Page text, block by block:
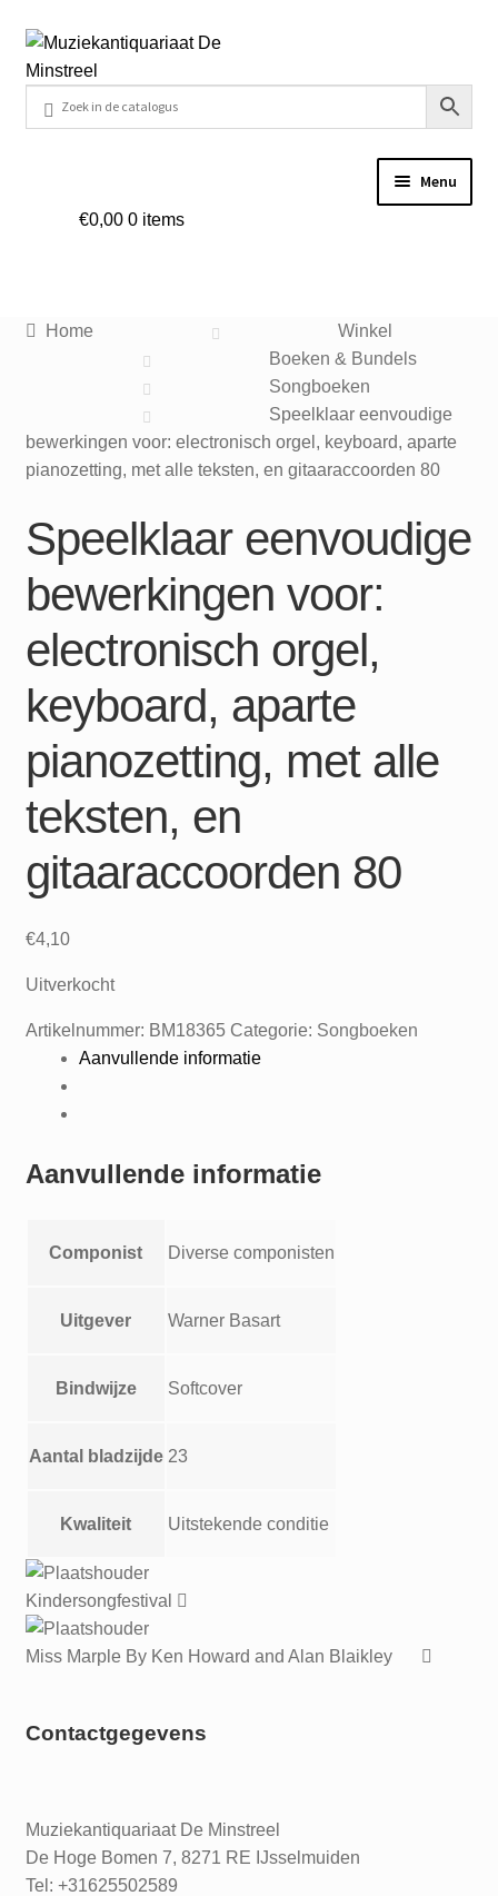
Ga
door
navigatie
Ga
naar
inhoud
Menu
Veel gestelde vragen
Mijn account
€0,00 0 items
Home
Winkel
Boeken & Bundels
Songboeken
Speelklaar eenvoudige
bewerkingen voor: electronisch orgel, keyboard, aparte
pianozetting, met alle teksten, en gitaaraccoorden 80
Speelklaar eenvoudige
bewerkingen voor:
electronisch orgel,
keyboard, aparte
pianozetting, met alle
teksten, en
gitaaraccoorden 80
€4,10
Uitverkocht
Artikelnummer: BM18365 Categorie: Songboeken
Aanvullende informatie
Aanvullende informatie
Componist Diverse componisten
Uitgever Warner Basart
Bindwijze Softcover
Aantal bladzijde 23
Kwaliteit Uitstekende conditie
Kindersongfestival
Miss Marple By Ken Howard and Alan Blaikley
Contactgegevens
Muziekantiquariaat De Minstreel
De Hoge Bomen 7, 8271 RE IJsselmuiden
Tel: +31625502589